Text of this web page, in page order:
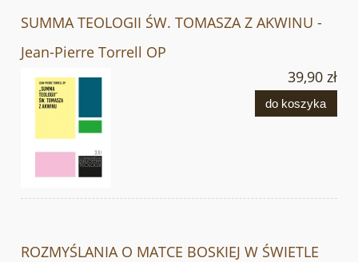
SUMMA TEOLOGII ŚW. TOMASZA Z AKWINU -
Jean-Pierre Torrell OP
39,90 zł
do koszyka
ROZMYŚLANIA O MATCE BOSKIEJ W ŚWIETLE